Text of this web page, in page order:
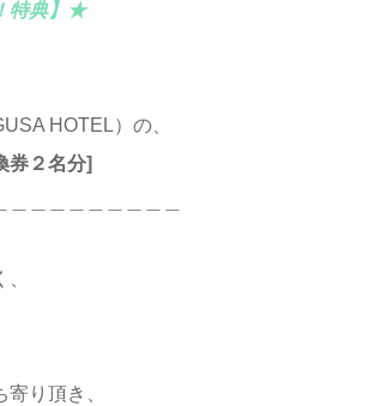
特典】★
HOTEL）の、
券２名分]
り頂き、